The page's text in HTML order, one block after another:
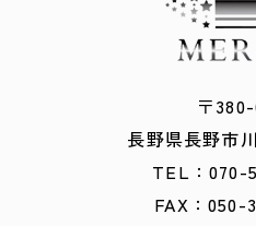
〒
長野県長野市
TEL：070-
FAX：050-